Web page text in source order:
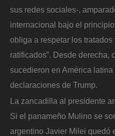
sus redes sociales-,
internacional bajo el principio
obliga a respetar los
ratificados”. Desde derecha,
sucedieron en América
declaraciones de Trump.
La zancadilla al presidente
Si el panameño Mulino se
argentino Javier Milei quedó